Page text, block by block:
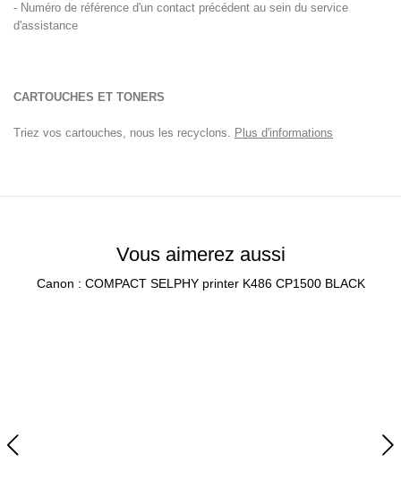
- Numéro de référence d'un contact précédent au sein du service
d'assistance
CARTOUCHES ET TONERS
Triez vos cartouches, nous les recyclons. Plus d'informations
Vous aimerez aussi
Canon : COMPACT SELPHY printer K486 CP1500 BLACK